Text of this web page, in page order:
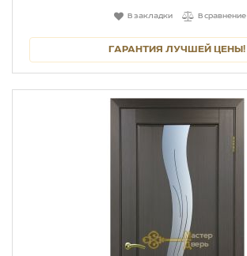
В закладки В сравнение
ГАРАНТИЯ ЛУЧШЕЙ ЦЕНЫ!